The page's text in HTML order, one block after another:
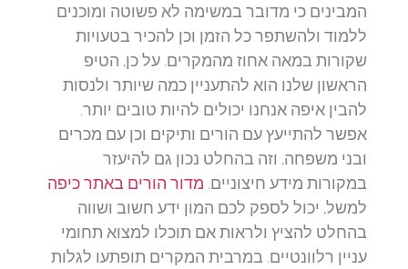
המבינים כי מדובר במשימה לא פשוטה ומוכנים
ללמוד ולהשתפר כל הזמן וכן להכיר בטעויות
שקורות במאה אחוז מהמקרים. על כן, הטיפ
הראשון שלנו הוא להתעניין כמה שיותר ולנסות
להבין איפה אנחנו יכולים להיות טובים יותר.
אפשר להתייעץ עם הורים ותיקים וכן עם מכרים
ובני משפחה, וזה בהחלט נכון גם להיעזר
במקורות מידע חיצוניים.מדור הורים באתר כיפה
למשל, יכול לספק לכם המון ידע חשוב ושווה
בהחלט להציץ ולראות אם תוכלו למצוא תחומי
עניין רלוונטיים. במרבית המקרים תופתעו לגלות